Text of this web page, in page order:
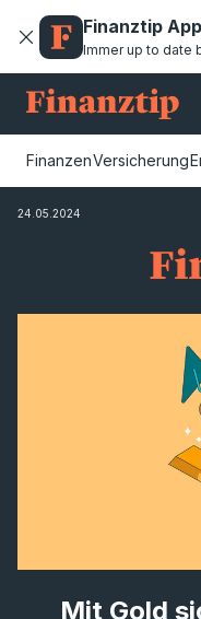
Finanztip App
Immer up to date
FinanzenVersicherung
24.05.2024
Mit Gold